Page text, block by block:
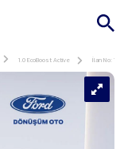
1.0 EcoBoost Active İlan No: